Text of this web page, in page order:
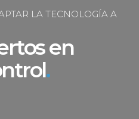
LA TECNOLOGÍA A
en
.